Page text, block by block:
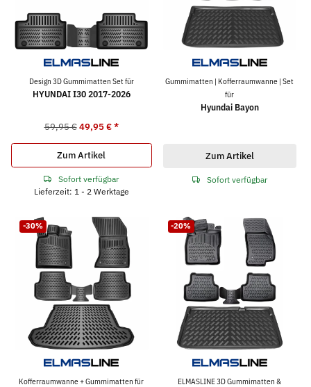
Design 3D Gummimatten Set für
HYUNDAI I30 2017-2026
59,95 € 49,95 €*
Zum Artikel
Sofort verfügbar
Lieferzeit: 1 - 2 Werktage
Gummimatten | Kofferraumwanne | Set
für
Hyundai Bayon
Zum Artikel
Sofort verfügbar
-30%
Kofferraumwanne + Gummimatten für
-20%
ELMASLINE 3D Gummimatten &